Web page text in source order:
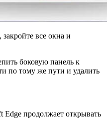
все окна и
боковую панель к
по тому же пути и удалить
Edge продолжает открывать